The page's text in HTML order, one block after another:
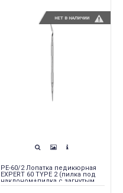
НЕТ В НАЛИЧИИ
PE-60/2 Лопатка педикюрная
EXPERT 60 TYPE 2 (пилка под
наклоном+пилка с загнутым
концом)